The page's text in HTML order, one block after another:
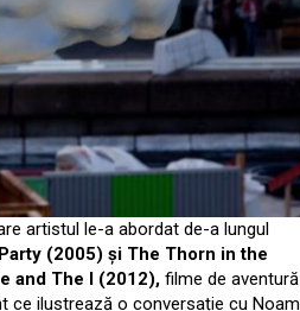
artistul le-a abordat de-a lungul
(2005) și The Thorn in the
and The I (2012), filme de aventură
ce ilustrează o conversație cu Noam